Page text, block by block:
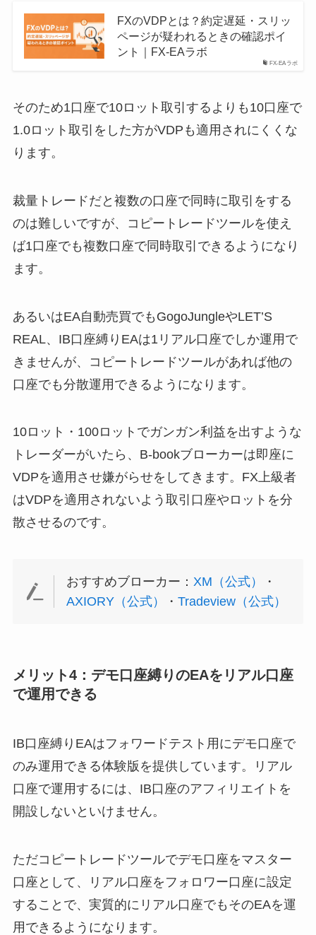
FX-EAラボ
FXのVDPとは？約定遅延・スリッ
ページが疑われるときの確認ポイ
ント｜FX-EAラボ
そのため1口座で10ロット取引するよりも10口座で
1.0ロット取引をした方がVDPも適用されにくくな
ります。
裁量トレードだと複数の口座で同時に取引をする
のは難しいですが、コピートレードツールを使え
ば1口座でも複数口座で同時取引できるようになり
ます。
あるいはEA自動売買でもGogoJungleやLET’S
REAL、IB口座縛りEAは1リアル口座でしか運用で
きませんが、コピートレードツールがあれば他の
口座でも分散運用できるようになります。
10ロット・100ロットでガンガン利益を出すような
トレーダーがいたら、B-bookブローカーは即座に
VDPを適用させ嫌がらせをしてきます。FX上級者
はVDPを適用されないよう取引口座やロットを分
散させるのです。
おすすめブローカー：XM（公式）
・
AXIORY（公式）
・Tradeview（公式）
メリット4：デモ口座縛りのEAをリアル口座
で運用できる
IB口座縛りEAはフォワードテスト用にデモ口座で
のみ運用できる体験版を提供しています。リアル
口座で運用するには、IB口座のアフィリエイトを
開設しないといけません。
ただコピートレードツールでデモ口座をマスター
口座として、リアル口座をフォロワー口座に設定
することで、実質的にリアル口座でもそのEAを運
用できるようになります。